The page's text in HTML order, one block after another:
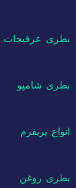
بطری عرقیجات
بطری شامپو
انواع پریفرم
بطری روغن